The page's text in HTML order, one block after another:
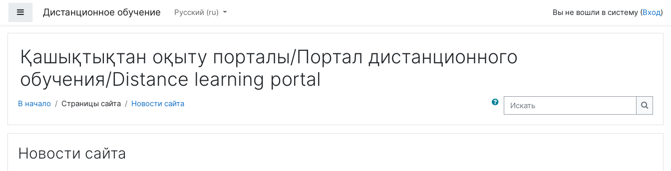
Боковая панель
Дистанционное обучение Русский ‎(ru)‎ Вы не вошли в систему (Вход)
Қашықтықтан оқыту порталы/Портал дистанционного
обучения/Distance learning portal
В начало Страницы сайта Новости сайта
Искать
Искать
Новости сайта